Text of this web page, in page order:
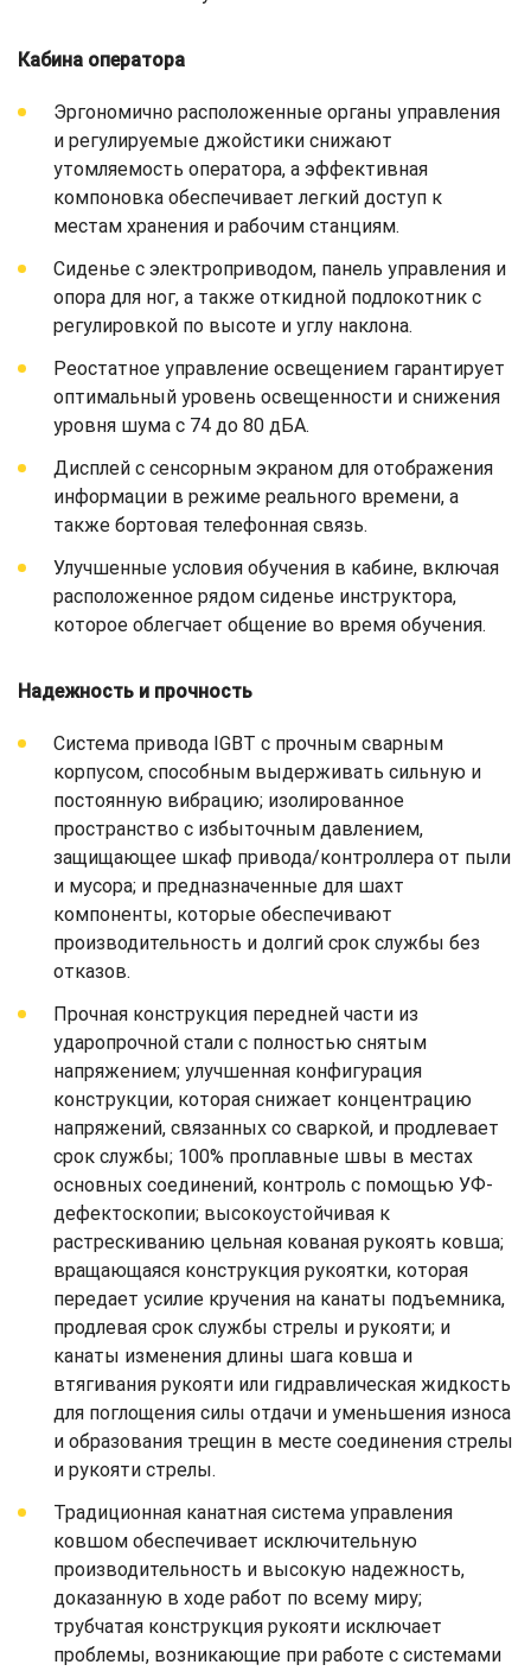
Кабина оператора
Эргономично расположенные органы управления
и регулируемые джойстики снижают
утомляемость оператора, а эффективная
компоновка обеспечивает легкий доступ к
местам хранения и рабочим станциям.
Сиденье с электроприводом, панель управления и
опора для ног, а также откидной подлокотник с
регулировкой по высоте и углу наклона.
Реостатное управление освещением гарантирует
оптимальный уровень освещенности и снижения
уровня шума с 74 до 80 дБА.
Дисплей с сенсорным экраном для отображения
информации в режиме реального времени, а
также бортовая телефонная связь.
Улучшенные условия обучения в кабине, включая
расположенное рядом сиденье инструктора,
которое облегчает общение во время обучения.
Надежность и прочность
Система привода IGBT с прочным сварным
корпусом, способным выдерживать сильную и
постоянную вибрацию; изолированное
пространство с избыточным давлением,
защищающее шкаф привода/контроллера от пыли
и мусора; и предназначенные для шахт
компоненты, которые обеспечивают
производительность и долгий срок службы без
отказов.
Прочная конструкция передней части из
ударопрочной стали с полностью снятым
напряжением; улучшенная конфигурация
конструкции, которая снижает концентрацию
напряжений, связанных со сваркой, и продлевает
срок службы; 100% проплавные швы в местах
основных соединений, контроль с помощью УФ-
дефектоскопии; высокоустойчивая к
растрескиванию цельная кованая рукоять ковша;
вращающаяся конструкция рукоятки, которая
передает усилие кручения на канаты подъемника,
продлевая срок службы стрелы и рукояти; и
канаты изменения длины шага ковша и
втягивания рукояти или гидравлическая жидкость
для поглощения силы отдачи и уменьшения износа
и образования трещин в месте соединения стрелы
и рукояти стрелы.
Традиционная канатная система управления
ковшом обеспечивает исключительную
производительность и высокую надежность,
доказанную в ходе работ по всему миру;
трубчатая конструкция рукояти исключает
проблемы, возникающие при работе с системами